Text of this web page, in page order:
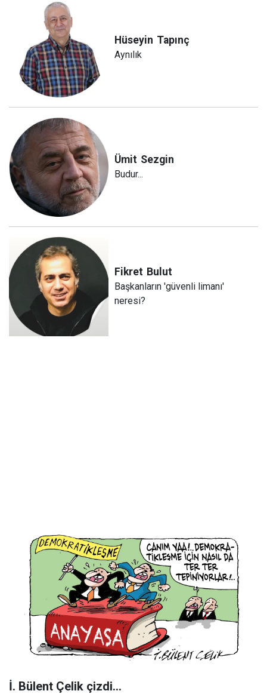
Hüseyin Tapınç
Aynılık
Ümit Sezgin
Budur...
Fikret Bulut
Başkanların 'güvenli limanı'
neresi?
İ. Bülent Çelik çizdi...